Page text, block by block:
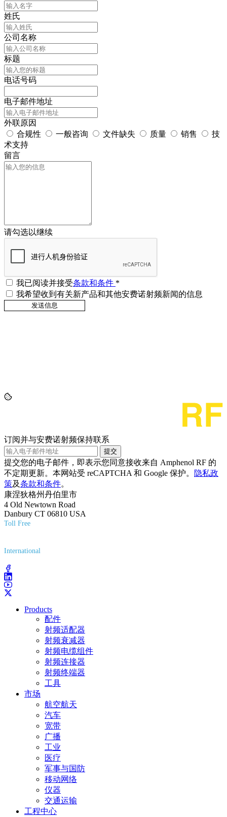
姓氏
公司名称
标题
电话号码
电子邮件地址
外联原因
合规性
一般咨询 文件缺失 质量 销售
技
术支持
留言
请勾选以继续
我已阅读并接受条款和条件 *
我希望收到有关新产品和其他安费诺射频新闻的信息
订阅并与安费诺射频保持联系
提交
提交您的电子邮件，即表示您同意接收来自 Amphenol RF 的
不定期更新。本网站受 reCAPTCHA 和 Google 保护。
隐私政
策及条款和条件。
康涅狄格州丹伯里市
4 Old Newtown Road
Danbury CT 06810 USA
Toll Free
International
Products
配件
射频适配器
射频衰减器
射频电缆组件
射频连接器
射频终端器
工具
市场
航空航天
汽车
宽带
广播
工业
医疗
军事与国防
移动网络
仪器
交通运输
工程中心